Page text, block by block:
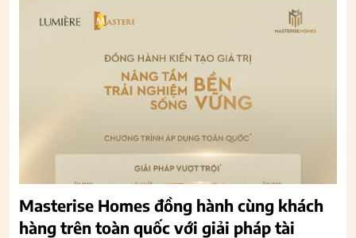
Masterise Homes đồng hành cùng khách
hàng trên toàn quốc với giải pháp tài